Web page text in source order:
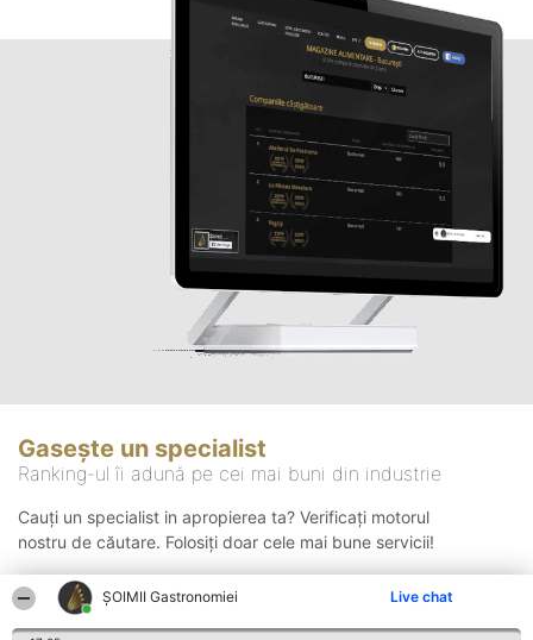
ȘOIMII Gastronomiei Live chat
Gasește un specialist
Ranking-ul îi adună pe cei mai buni din industrie
Cauți un specialist in apropierea ta? Verificați motorul
nostru de căutare. Folosiți doar cele mai bune servicii!